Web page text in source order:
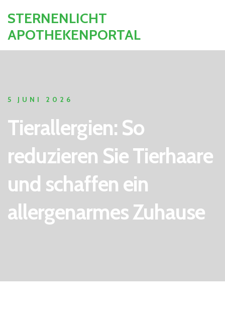
STERNENLICHT
APOTHEKENPORTAL
5 JUNI 2026
Tierallergien: So
reduzieren Sie Tierhaare
und schaffen ein
allergenarmes Zuhause